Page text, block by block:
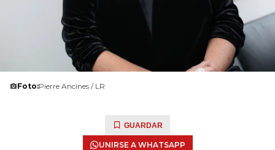
Foto:Pierre Ancines / LR
GUARDAR
UNIRSE A WHATSAPP